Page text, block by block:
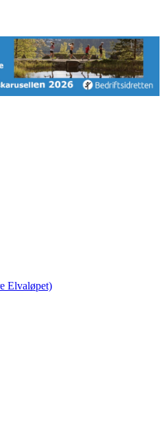
Elvaløpet)